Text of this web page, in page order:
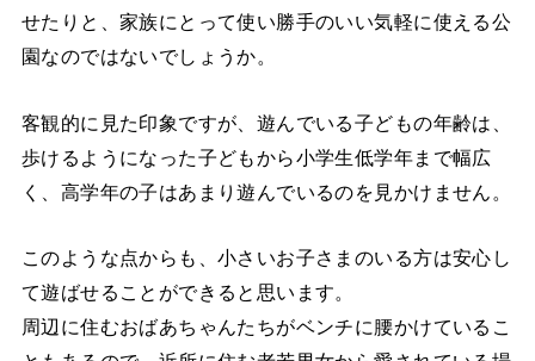
せたりと、家族にとって使い勝手のいい気軽に使える公
園なのではないでしょうか。
客観的に見た印象ですが、遊んでいる子どもの年齢は、
歩けるようになった子どもから小学生低学年まで幅広
く、高学年の子はあまり遊んでいるのを見かけません。
このような点からも、小さいお子さまのいる方は安心し
て遊ばせることができると思います。
周辺に住むおばあちゃんたちがベンチに腰かけているこ